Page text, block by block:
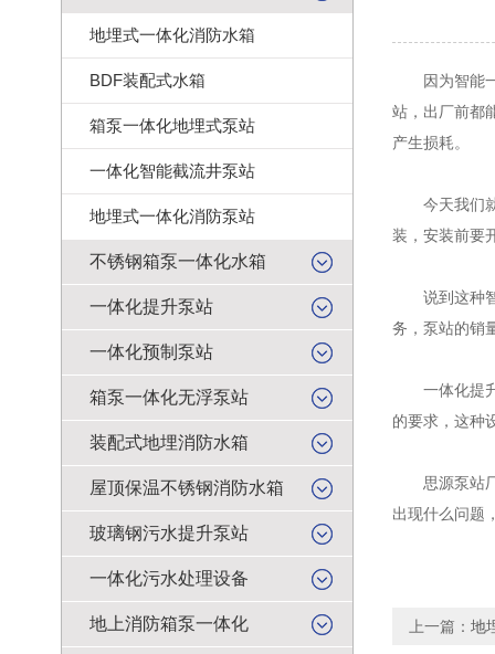
地埋式一体化消防水箱
BDF装配式水箱
箱泵一体化地埋式泵站
一体化智能截流井泵站
地埋式一体化消防泵站
不锈钢箱泵一体化水箱
一体化提升泵站
一体化预制泵站
箱泵一体化无浮泵站
装配式地埋消防水箱
屋顶保温不锈钢消防水箱
玻璃钢污水提升泵站
一体化污水处理设备
地上消防箱泵一体化
因为智能一
站，出厂前都
产生损耗。
今天我们就
装，安装前要
说到这种智
务，泵站的销
一体化提升
的要求，这种
思源泵站厂
出现什么问题
上一篇： 地